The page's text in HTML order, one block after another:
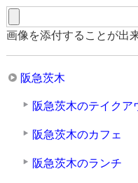
画像を添付することが出
阪急茨木
阪急茨木のテイクア
阪急茨木のカフェ
阪急茨木のランチ